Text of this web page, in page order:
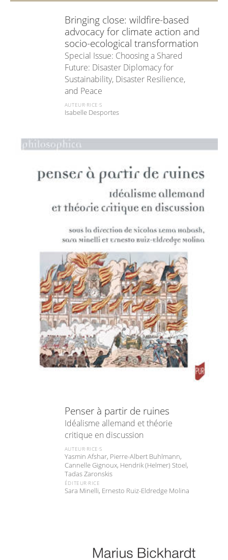
Bringing close: wildfire-based
advocacy for climate action and
socio-ecological transformation
Special Issue: Choosing a Shared
Future: Disaster Diplomacy for
Sustainability, Disaster Resilience,
and Peace
AUTEUR·RICE·S
Isabelle Desportes
Penser à partir de ruines
Idéalisme allemand et théorie
critique en discussion
AUTEUR·RICE·S
Yasmin Afshar, Pierre-Albert Buhlmann,
Cannelle Gignoux, Hendrik (Helmer) Stoel,
Tadas Zaronskis
ÉDITEUR·RICE
Sara Minelli, Ernesto Ruiz-Eldredge Molina